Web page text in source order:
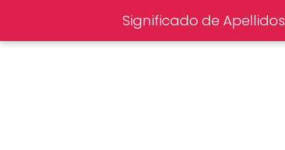
Significado de Apellidos